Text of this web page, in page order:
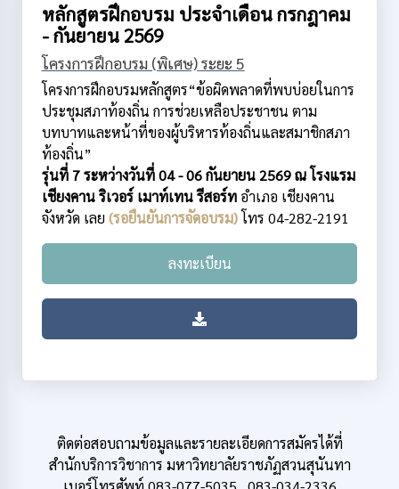
หลักสูตรฝึกอบรม ประจำเดือน กรกฎาคม
- กันยายน 2569
โครงการฝึกอบรม (พิเศษ) ระยะ 5
โครงการฝึกอบรมหลักสูตร“ข้อผิดพลาดที่พบบ่อยในการ
ประชุมสภาท้องถิ่น การช่วยเหลือประชาชน ตาม
บทบาทและหน้าที่ของผู้บริหารท้องถิ่นและสมาชิกสภา
ท้องถิ่น”
รุ่นที่ 7 ระหว่างวันที่ 04 - 06 กันยายน 2569 ณ โรงแรม
เชียงคาน ริเวอร์ เมาท์เทน รีสอร์ท อำเภอ เชียงคาน
จังหวัด เลย (รอยืนยันการจัดอบรม)โทร 04-282-2191
ลงทะเบียน
ติดต่อสอบถามข้อมูลและรายละเอียดการสมัครได้ที่
สำนักบริการวิชาการ มหาวิทยาลัยราชภัฏสวนสุนันทา